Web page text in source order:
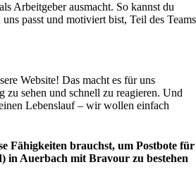
Arbeitgeber ausmacht. So kannst du
passt und motiviert bist, Teil des Teams
Website! Das macht es für uns
zu sehen und schnell zu reagieren. Und
Lebenslauf – wir wollen einfach
Fähigkeiten brauchst, um Postbote für
in Auerbach mit Bravour zu bestehen